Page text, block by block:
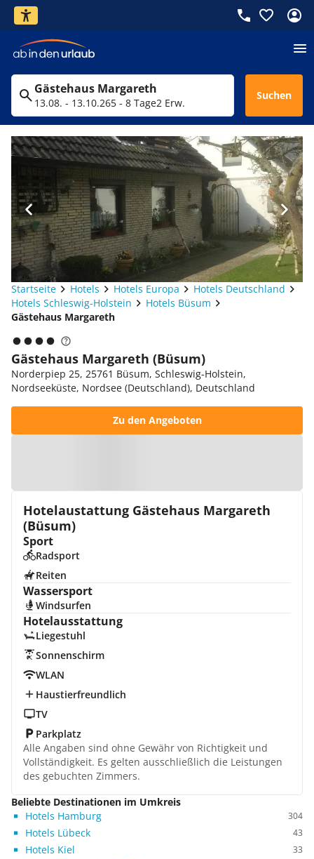
Gästehaus Margareth
13.08. - 13.10.265 - 8 Tage2 Erw.
Suchen
Startseite Hotels Hotels Europa
Hotels Deutschland
Hotels Schleswig-Holstein
Hotels Büsum
Gästehaus Margareth
Gästehaus Margareth (Büsum)
Norderpiep 25, 25761 Büsum, Schleswig-Holstein,
Nordseeküste, Nordsee (Deutschland), Deutschland
Zu den Angeboten
Hotelaustattung Gästehaus Margareth
(Büsum)
Sport
Radsport
Reiten
Wassersport
Windsurfen
Hotelausstattung
Liegestuhl
Sonnenschirm
WLAN
Haustierfreundlich
TV
Parkplatz
Alle Angaben sind ohne Gewähr von Richtigkeit und
Vollständigkeit. Es gelten ausschließlich die Leistungen
des gebuchten Zimmers.
Beliebte Destinationen im Umkreis
Hotels Hamburg
304
Hotels Lübeck 43
Hotels Kiel 33